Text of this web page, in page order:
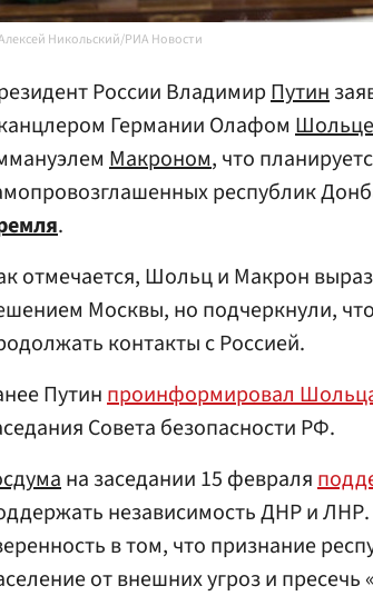
Никольский/РИА Новости
России ВладимирПутин
Германии Олафом
Макроном, что
республик
.
отмечается, Шольц и Макрон
Москвы, но подчеркнули,
контакты с Россией.
Путинпроинформировал
Совета безопасности РФ.
на заседании 15 февраля
независимость ДНР и
в том, что признание
от внешних угроз и